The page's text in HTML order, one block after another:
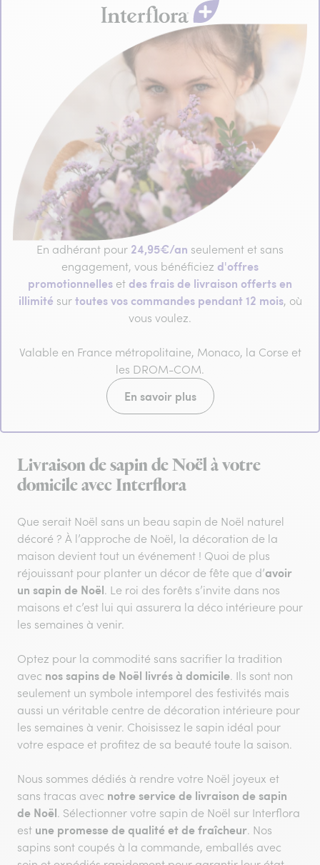
En adhérant pour 24,95€/an seulement et sans
engagement, vous bénéficiez d'offres
promotionnelles et des frais de livraison offerts en
illimité surtoutes vos commandes pendant 12 mois, où
vous voulez.
Valable en France métropolitaine, Monaco, la Corse et
les DROM-COM.
En savoir plus
Livraison de sapin de Noël à votre
domicile avec Interflora
Que serait Noël sans un beau sapin de Noël naturel
décoré ? À l’approche de Noël, la décoration de la
maison devient tout un événement ! Quoi de plus
réjouissant pour planter un décor de fête que d’avoir
un sapin de Noël. Le roi des forêts s’invite dans nos
maisons et c’est lui qui assurera la déco intérieure pour
les semaines à venir.
Optez pour la commodité sans sacrifier la tradition
avec nos sapins de Noël livrés à domicile. Ils sont non
seulement un symbole intemporel des festivités mais
aussi un véritable centre de décoration intérieure pour
les semaines à venir. Choisissez le sapin idéal pour
votre espace et profitez de sa beauté toute la saison.
Nous sommes dédiés à rendre votre Noël joyeux et
sans tracas avec notre service de livraison de sapin
de Noël. Sélectionner votre sapin de Noël sur Interflora
est une promesse de qualité et de fraîcheur. Nos
sapins sont coupés à la commande, emballés avec